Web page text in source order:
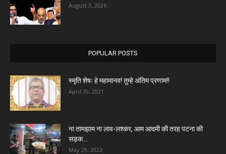
August 3, 2026
POPULAR POSTS
स्मृति शेषः हे महामानव! तुम्हे अंतिम प्रणाम!!
April 30, 2021
ना तामझाम ना लाव-लश्कर, आम आदमी की तरह पटना की
सड़क...
May 29, 2022